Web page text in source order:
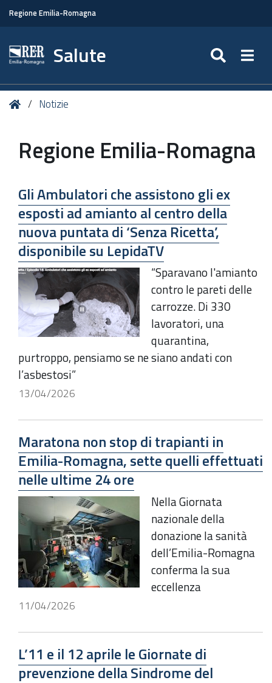
Regione Emilia-Romagna
Salute
Tu HomeNotizie
Regione Emilia-Romagna
Gli Ambulatori che assistono gli ex
esposti ad amianto al centro della
nuova puntata di ‘Senza Ricetta’,
disponibile su LepidaTV
“Sparavano l'amianto
contro le pareti delle
carrozze. Di 330
lavoratori, una
quarantina,
purtroppo, pensiamo se ne siano andati con
l’asbestosi”
13/04/2026
Maratona non stop di trapianti in
Emilia-Romagna, sette quelli effettuati
nelle ultime 24 ore
Nella Giornata
nazionale della
donazione la sanità
dell’Emilia-Romagna
conferma la sua
eccellenza
11/04/2026
L’11 e il 12 aprile le Giornate di
prevenzione della Sindrome del